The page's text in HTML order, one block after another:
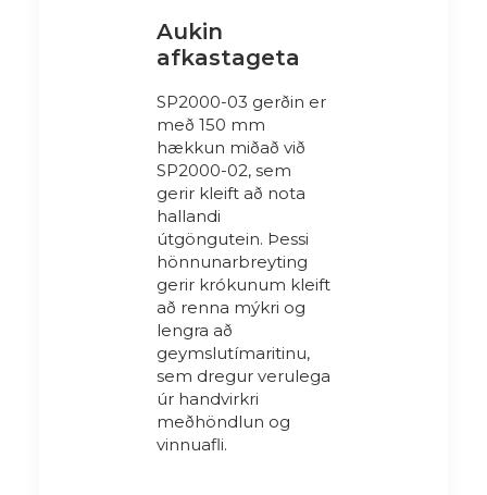
Aukin
afkastageta
SP2000-03 gerðin er
með 150 mm
hækkun miðað við
SP2000-02, sem
gerir kleift að nota
hallandi
útgöngutein. Þessi
hönnunarbreyting
gerir krókunum kleift
að renna mýkri og
lengra að
geymslutímaritinu,
sem dregur verulega
úr handvirkri
meðhöndlun og
vinnuafli.